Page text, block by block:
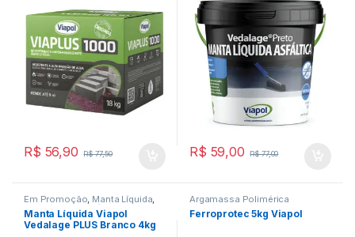
R$ 56,90 R$77,50 R$ 59,00 R$77,00
Em Promoção, Manta Líquida,
Pintura Impermeável Viapol
Manta Líquida Viapol
Vedalage PLUS Branco 4kg
Argamassa Polimérica
Ferroprotec 5kg Viapol